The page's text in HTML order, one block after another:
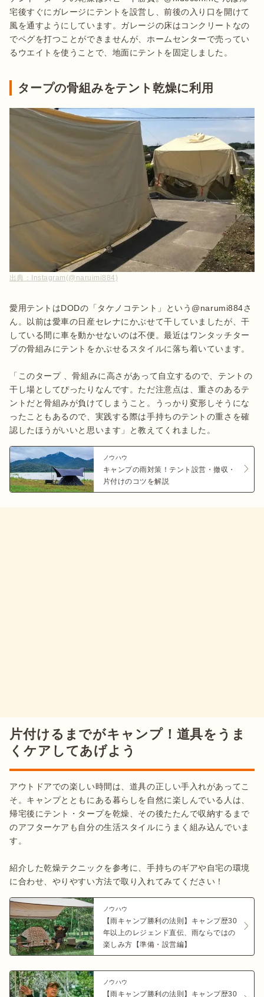
宅後すぐにガレージにテントを設営し、前後の入り口を開けて
風を通すようにしています。ガレージの床はコンクリートなの
でペグを打つことができませんが、ホームセンターで売ってい
るウエイトを使うことで、地面にテントを固定しました。
タープの骨組みをテント乾燥に利用
出典： Instagram(@naruimi884)
愛用テントはDODの「タケノコテント」という@narumi884さ
ん。以前は愛車の日産セレナにかぶせて干していましたが、干
している間に車を動かせないのは不便。最近はワンタッチター
プの骨組みにテントをかぶせるスタイルに落ち着いています。
「このタープ 、骨組みに高さがあって自立するので、テントの
干し場としてぴったりなんです。ただ注意点は、重さのあるテ
ントだと骨組みが負けてしまうこと。うっかり変形しそうにな
ったこともあるので、実践する際は手持ちのテントの重さを確
認したほうがいいと思います」と教えてくれました。
ノウハウ
キャンプの雨対策！テント設営・撤収・
片付けのコツを解説
片付けるまでがキャンプ！道具をうま
くケアしてあげよう
アウトドアでの楽しい時間は、道具の正しい手入れがあってこ
そ。キャンプとともにある暮らしを自然に楽しんでいる人は、
帰宅後にテント・タープを乾燥、その後たたんで収納するまで
のアフターケアも自分の生活スタイルにうまく組み込んでいま
す。
紹介した乾燥テクニックを参考に、手持ちのギアや自宅の環境
に合わせ、やりやすい方法で取り入れてみてください！
ノウハウ
【雨キャンプ勝利の法則】キャンプ歴30
年以上のレジェンド直伝、雨ならではの
楽しみ方【準備・設営編】
ノウハウ
【雨キャンプ勝利の法則】キャンプ歴30